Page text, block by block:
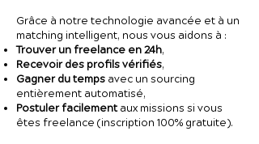
Grâce à notre technologie avancée et à un
matching intelligent, nous vous aidons à :
Trouver un freelance en 24h,
Recevoir des profils vérifiés,
Gagner du temps avec un sourcing
entièrement automatisé,
Postuler facilementaux missions si vous
êtes freelance (inscription 100% gratuite).